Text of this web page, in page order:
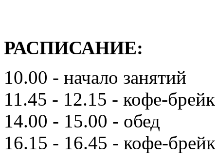
РАСПИСАНИЕ:
10.00 - начало занятий
11.45 - 12.15 - кофе-брейк
14.00 - 15.00 - обед
16.15 - 16.45 - кофе-брейк